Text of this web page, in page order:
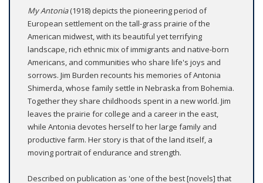
My Antonia(1918) depicts the pioneering period of
European settlement on the tall-grass prairie of the
American midwest, with its beautiful yet terrifying
landscape, rich ethnic mix of immigrants and native-born
Americans, and communities who share life's joys and
sorrows. Jim Burden recounts his memories of Antonia
Shimerda, whose family settle in Nebraska from Bohemia.
Together they share childhoods spent in a new world. Jim
leaves the prairie for college and a career in the east,
while Antonia devotes herself to her large family and
productive farm. Her story is that of the land itself, a
moving portrait of endurance and strength.
Described on publication as 'one of the best [novels] that